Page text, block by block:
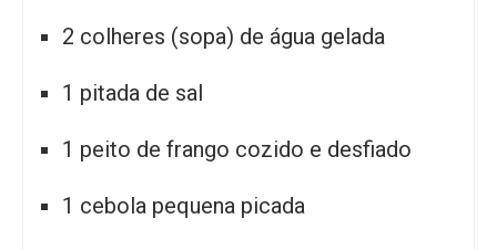
2 colheres (sopa) de água gelada
1 pitada de sal
1 peito de frango cozido e desfiado
1 cebola pequena picada